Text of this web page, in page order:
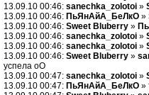
13.09.10 00:46: sanechka_zolotoi »
13.09.10 00:46: ПьЯнАйА_БеЛкО »
13.09.10 00:46: Sweet Bluberry »
13.09.10 00:46: sanechka_zolotoi »
13.09.10 00:46: sanechka_zolotoi »
13.09.10 00:46: Sweet Bluberry »
успела оО
13.09.10 00:47: sanechka_zolotoi »
13.09.10 00:47: ПьЯнАйА_БеЛкО »